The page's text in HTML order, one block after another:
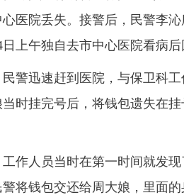
医院丢失。接警后，民警李
上午独自去市中心医院看病
迅速赶到医院，与保卫科工
时挂完号后，将钱包遗失在
人员当时在第一时间就发现
将钱包交还给周大娘，里面